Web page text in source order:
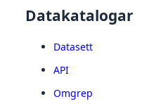
Datakatalogar
Datasett
API
Omgrep